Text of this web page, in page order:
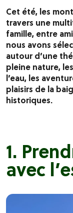
Cet été, les
travers une
famille, entre
nous avons
autour d’une
pleine nature,
l’eau, les
plaisirs de la
historiques.
1.
avec